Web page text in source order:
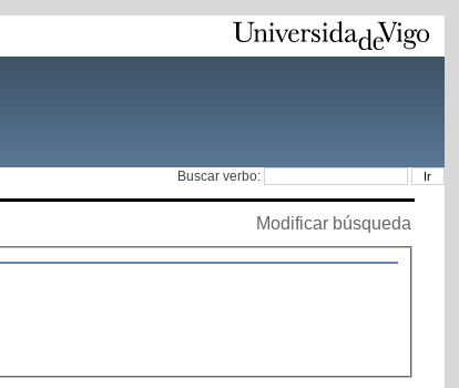
Buscar verbo:
Modificar búsqueda